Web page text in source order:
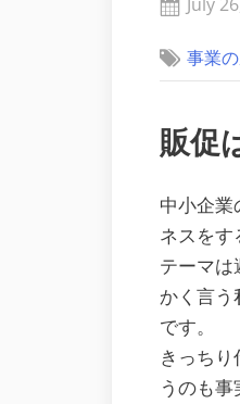
July
事業
販促
中小企
ネスを
テーマは
かく言う
です。
きっち
うのも